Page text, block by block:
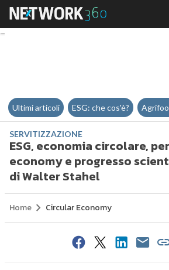
ESG,
Ultimi articoli ESG: che cos'è?
SERVITIZZAZIONE
ESG, economia circolare,
economy e progresso
di Walter Stahel
Home Circular Economy